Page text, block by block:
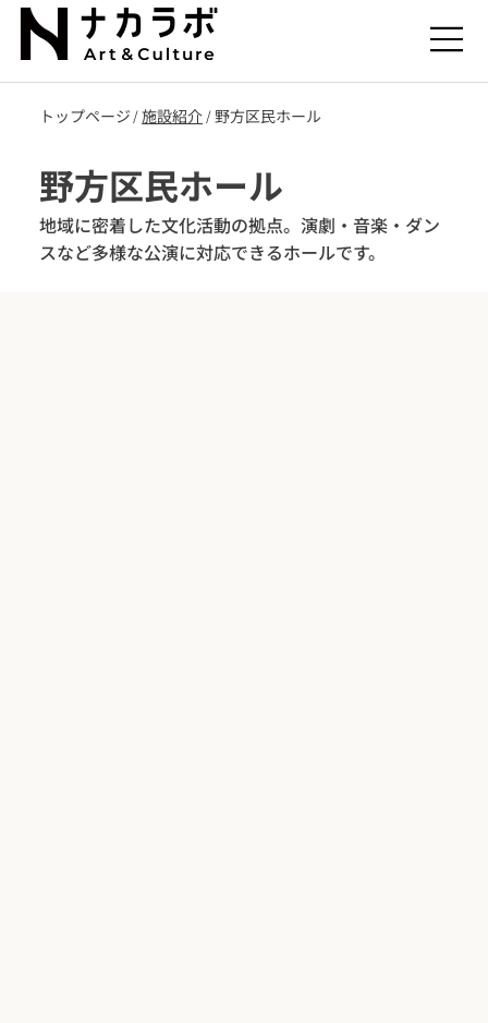
トップページ /施設紹介 / 野方区民ホール
野方区民ホール
地域に密着した文化活動の拠点。演劇・音楽・ダン
スなど多様な公演に対応できるホールです。